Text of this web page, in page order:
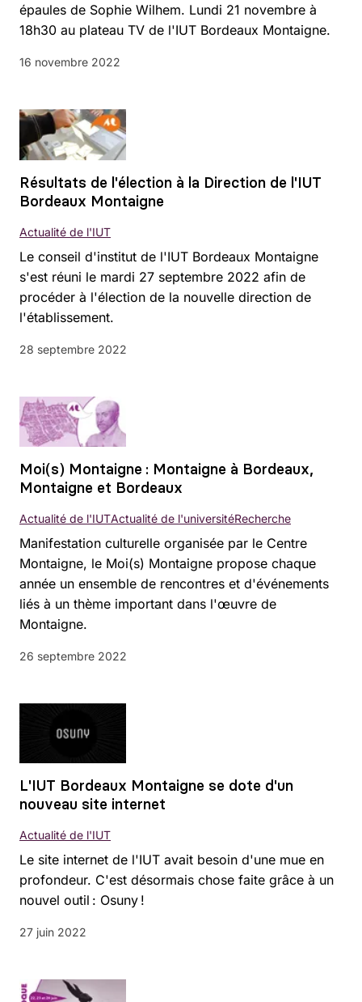
épaules de Sophie Wilhem. Lundi 21 novembre à
18h30 au plateau TV de l'IUT Bordeaux Montaigne.
16 novembre 2022
Résultats de l'élection à la Direction de l'IUT
Bordeaux Montaigne
Le conseil d'institut de l'IUT Bordeaux Montaigne
s'est réuni le mardi 27 septembre 2022 afin de
procéder à l'élection de la nouvelle direction de
l'établissement.
Actualité de l'IUT
28 septembre 2022
Moi(s) Montaigne : Montaigne à Bordeaux,
Montaigne et Bordeaux
Manifestation culturelle organisée par le Centre
Montaigne, le Moi(s) Montaigne propose chaque
année un ensemble de rencontres et d'événements
liés à un thème important dans l'œuvre de
Montaigne.
Actualité de l'IUTActualité de l'universitéRecherche
26 septembre 2022
L'IUT Bordeaux Montaigne se dote d'un
nouveau site internet
Le site internet de l'IUT avait besoin d'une mue en
profondeur. C'est désormais chose faite grâce à un
nouvel outil : Osuny !
Actualité de l'IUT
27 juin 2022